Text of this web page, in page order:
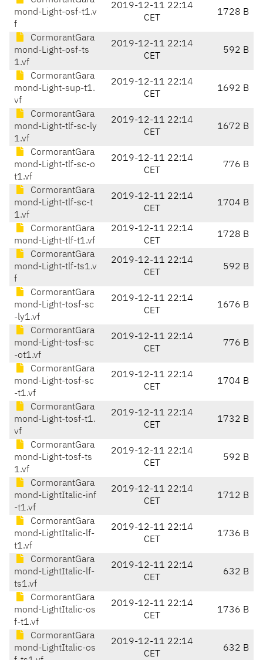
mond-Light-osf-t1.v
f
2019-12-11 22:14
CET
1728 B
CormorantGara
mond-Light-osf-ts
1.vf
2019-12-11 22:14
CET
592 B
CormorantGara
mond-Light-sup-t1.
vf
2019-12-11 22:14
CET
1692 B
CormorantGara
mond-Light-tlf-sc-ly
1.vf
2019-12-11 22:14
CET
1672 B
CormorantGara
mond-Light-tlf-sc-o
t1.vf
2019-12-11 22:14
CET
776 B
CormorantGara
mond-Light-tlf-sc-t
1.vf
2019-12-11 22:14
CET
1704 B
CormorantGara
mond-Light-tlf-t1.vf
2019-12-11 22:14
CET
1728 B
CormorantGara
mond-Light-tlf-ts1.v
f
2019-12-11 22:14
CET
592 B
CormorantGara
mond-Light-tosf-sc
-ly1.vf
2019-12-11 22:14
CET
1676 B
CormorantGara
mond-Light-tosf-sc
-ot1.vf
2019-12-11 22:14
CET
776 B
CormorantGara
mond-Light-tosf-sc
-t1.vf
2019-12-11 22:14
CET
1704 B
CormorantGara
mond-Light-tosf-t1.
vf
2019-12-11 22:14
CET
1732 B
CormorantGara
mond-Light-tosf-ts
1.vf
2019-12-11 22:14
CET
592 B
CormorantGara
mond-LightItalic-inf
-t1.vf
2019-12-11 22:14
CET
1712 B
CormorantGara
mond-LightItalic-lf-
t1.vf
2019-12-11 22:14
CET
1736 B
CormorantGara
mond-LightItalic-lf-
ts1.vf
2019-12-11 22:14
CET
632 B
CormorantGara
mond-LightItalic-os
f-t1.vf
2019-12-11 22:14
CET
1736 B
CormorantGara
mond-LightItalic-os
2019-12-11 22:14
CET
632 B